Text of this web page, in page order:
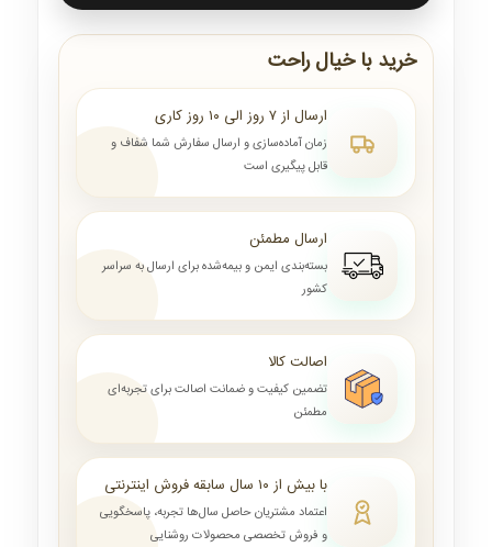
خرید با خیال راحت
ارسال از ۷ روز الی ۱۰ روز کاری
زمان آماده‌سازی و ارسال سفارش شما شفاف و
قابل پیگیری است
ارسال مطمئن
بسته‌بندی ایمن و بیمه‌شده برای ارسال به سراسر
کشور
اصالت کالا
تضمین کیفیت و ضمانت اصالت برای تجربه‌ای
مطمئن
با بیش از ۱۰ سال سابقه فروش اینترنتی
اعتماد مشتریان حاصل سال‌ها تجربه، پاسخگویی
و فروش تخصصی محصولات روشنایی